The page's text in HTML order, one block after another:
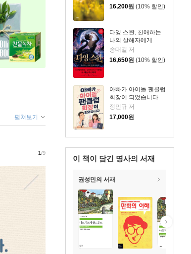
16,200원 (10% 할인)
다잉 스완, 친애하는
나의 살해자에게
송대길 저
16,650원 (10% 할인)
아빠가 아이돌 팬클럽
회장이 되었습니다
정민규 저
17,000원
이 책이 담긴 명사의 서재
권성민의 서재
펼쳐보기
1/9